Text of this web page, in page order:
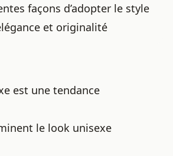
façons d’adopter le style
et originalité
est une tendance
le look unisexe